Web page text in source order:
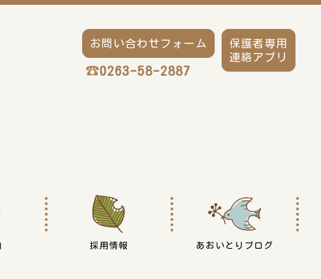
お問い合わせフォーム
0263-58-2887
保護者専用
連絡アプリ
採用情報 あおいとりブログ